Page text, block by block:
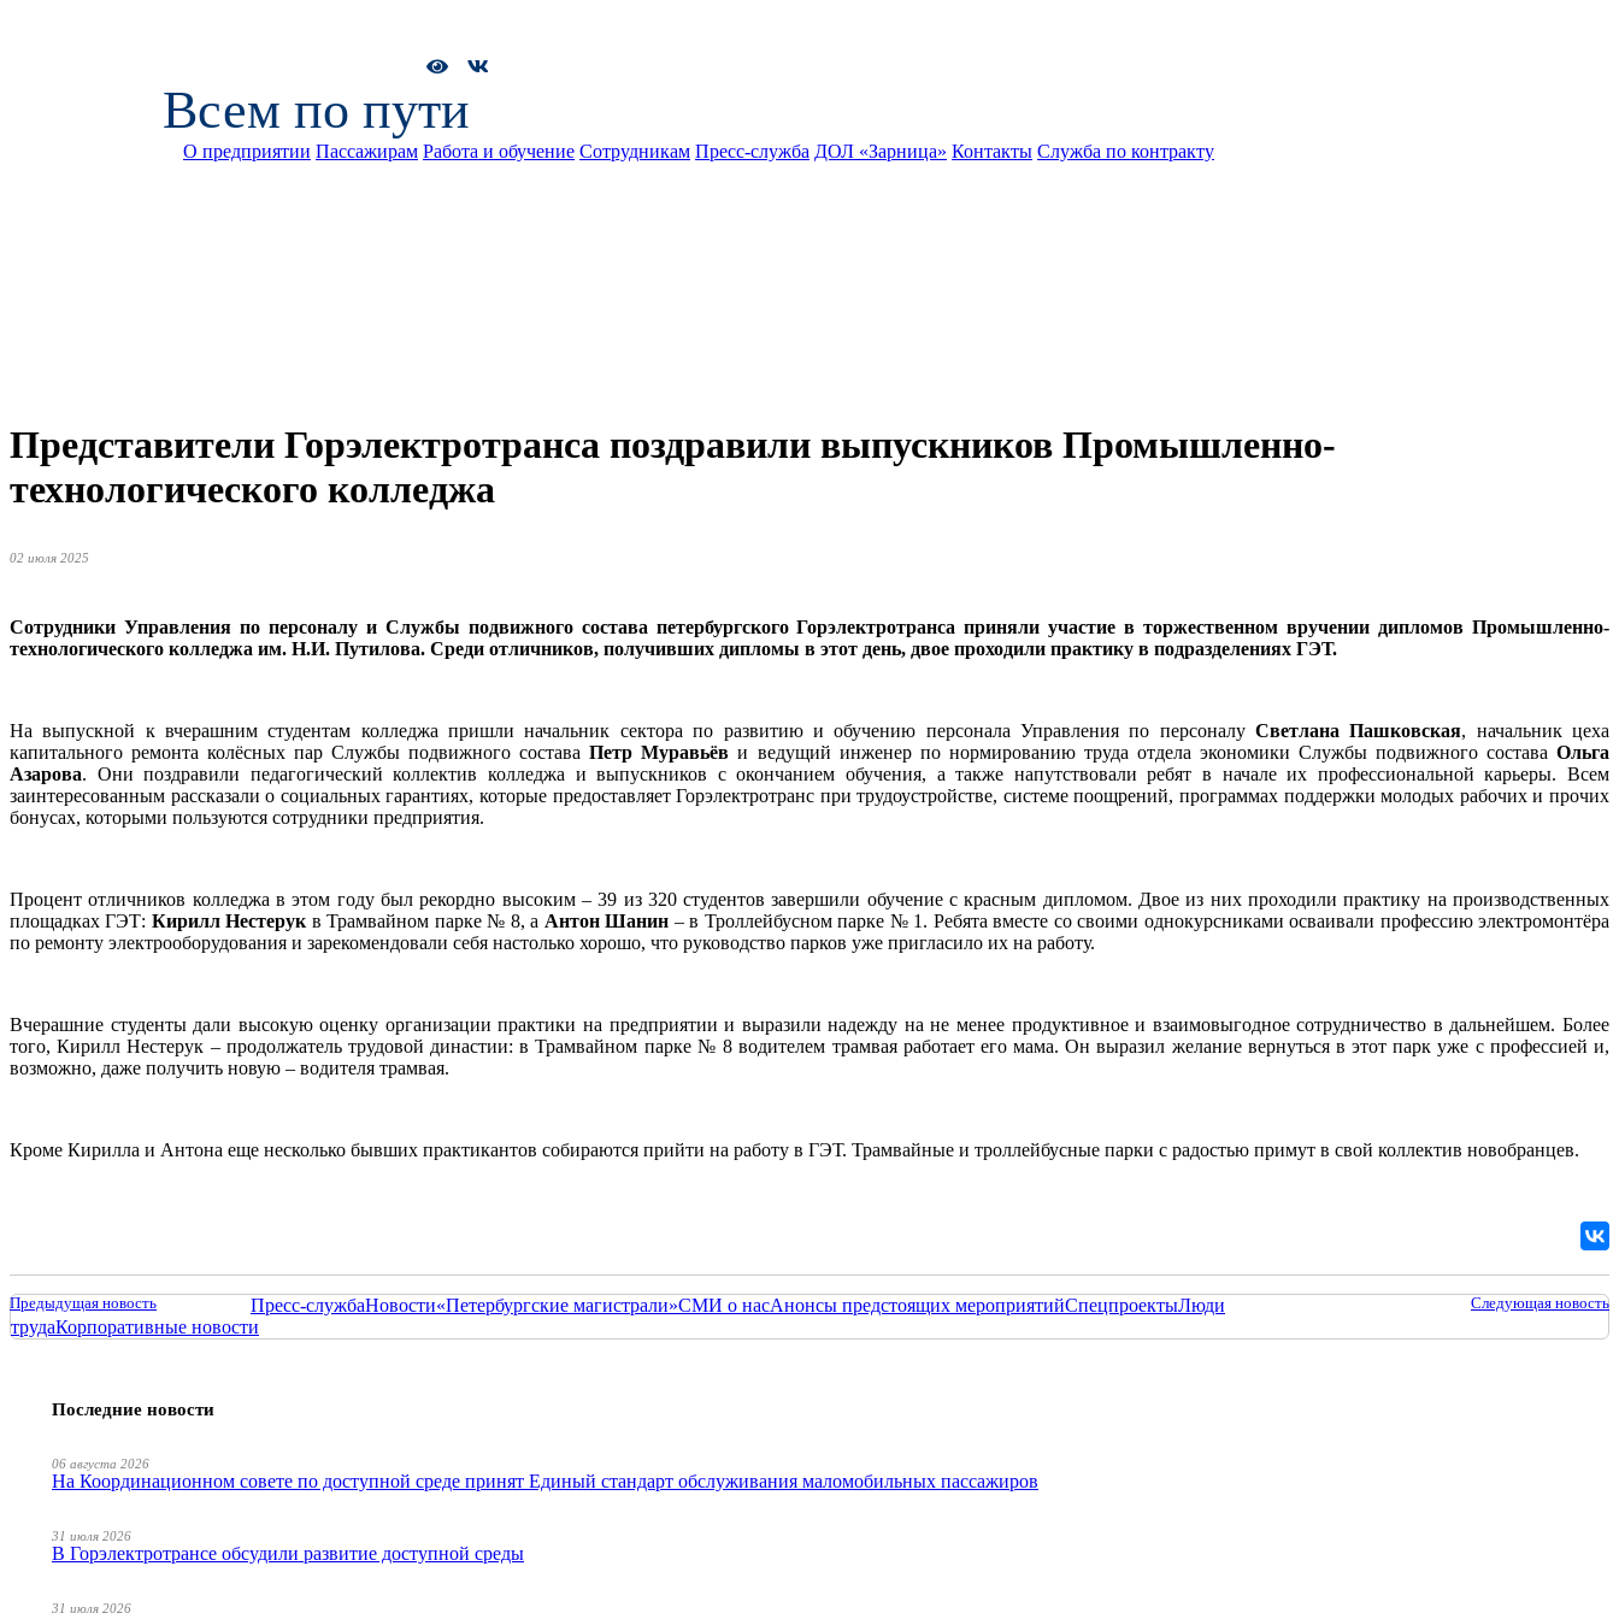
Всем по пути
О предприятии Пассажирам Работа и обучение Сотрудникам Пресс-служба ДОЛ «Зарница» Контакты Служба по контракту
Представители Горэлектротранса поздравили выпускников Промышленно-
технологического колледжа
02 июля 2025
Сотрудники Управления по персоналу и Службы подвижного состава петербургского Горэлектротранса приняли участие в торжественном вручении дипломов Промышленно-
технологического колледжа им. Н.И. Путилова. Среди отличников, получивших дипломы в этот день, двое проходили практику в подразделениях ГЭТ.
На выпускной к вчерашним студентам колледжа пришли начальник сектора по развитию и обучению персонала Управления по персоналу Светлана Пашковская, начальник цеха
капитального ремонта колёсных пар Службы подвижного составаПетр Муравьёв и ведущий инженер по нормированию труда отдела экономики Службы подвижного составаОльга
Азарова. Они поздравили педагогический коллектив колледжа и выпускников с окончанием обучения, а также напутствовали ребят в начале их профессиональной карьеры. Всем
заинтересованным рассказали о социальных гарантиях, которые предоставляет Горэлектротранс при трудоустройстве, системе поощрений, программах поддержки молодых рабочих и прочих
бонусах, которыми пользуются сотрудники предприятия.
Процент отличников колледжа в этом году был рекордно высоким – 39 из 320 студентов завершили обучение с красным дипломом. Двое из них проходили практику на производственных
площадках ГЭТ: Кирилл Нестерук в Трамвайном парке № 8, а Антон Шанин – в Троллейбусном парке № 1. Ребята вместе со своими однокурсниками осваивали профессию электромонтёра
по ремонту электрооборудования и зарекомендовали себя настолько хорошо, что руководство парков уже пригласило их на работу.
Вчерашние студенты дали высокую оценку организации практики на предприятии и выразили надежду на не менее продуктивное и взаимовыгодное сотрудничество в дальнейшем. Более
того, Кирилл Нестерук – продолжатель трудовой династии: в Трамвайном парке № 8 водителем трамвая работает его мама. Он выразил желание вернуться в этот парк уже с профессией и,
возможно, даже получить новую – водителя трамвая.
Кроме Кирилла и Антона еще несколько бывших практикантов собираются прийти на работу в ГЭТ. Трамвайные и троллейбусные парки с радостью примут в свой коллектив новобранцев.
Предыдущая новость Следующая новость
Пресс-службаНовости«Петербургские магистрали»СМИ о насАнонсы предстоящих мероприятийСпецпроектыЛюди
трудаКорпоративные новости
Последние новости
06 августа 2026
На Координационном совете по доступной среде принят Единый стандарт обслуживания маломобильных пассажиров
31 июля 2026
В Горэлектротрансе обсудили развитие доступной среды
31 июля 2026